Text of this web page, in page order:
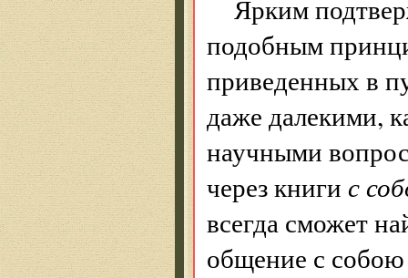
Ярким
подобным
приведенных в
даже далекими,
научными
через книги с
всегда сможет
общение с